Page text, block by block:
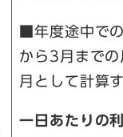
■年度途中で
から3月まで
月として計算
一日あたりの